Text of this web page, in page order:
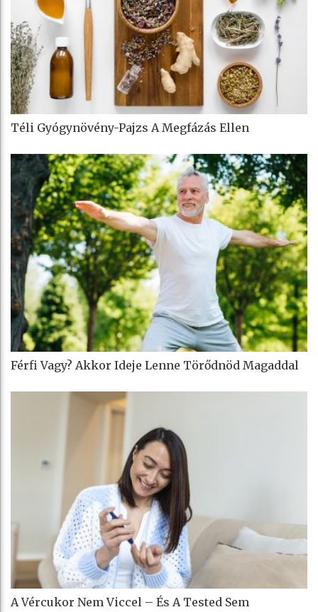
Téli Gyógynövény-Pajzs A Megfázás Ellen
Férfi Vagy? Akkor Ideje Lenne Törődnöd Magaddal
A Vércukor Nem Viccel – És A Tested Sem